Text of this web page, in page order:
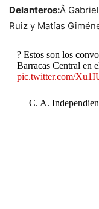
Delanteros:Â
Ruiz y Matías
? Estos son los
Barracas Central en
pic.twitter.com/
— C. A.